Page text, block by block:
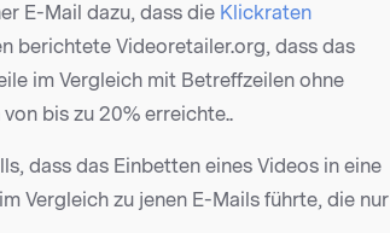
E-Mail dazu, dass die Klickraten
berichtete Videoretailer.org, dass das
im Vergleich mit Betreffzeilen ohne
bis zu 20% erreichte..
dass das Einbetten eines Videos in eine
Vergleich zu jenen E-Mails führte, die nur